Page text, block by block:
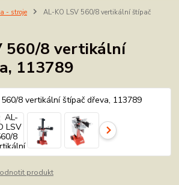
- stroje
AL-KO LSV 560/8 vertikální štípač
560/8 vertikální
113789
produkt